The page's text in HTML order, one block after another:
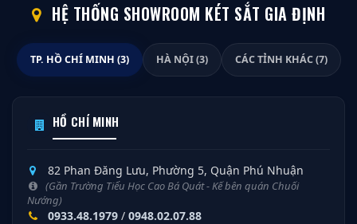
HỆ THỐNG SHOWROOM KÉT SẮT GIA ĐỊNH
TP. HỒ CHÍ MINH (3) HÀ NỘI (3) CÁC TỈNH KHÁC (7)
HỒ CHÍ MINH
82 Phan Đăng Lưu, Phường 5, Quận Phú Nhuận
(Gần Trường Tiểu Học Cao Bá Quát - Kế bên quán Chuối
Nướng)
0933.48.1979 / 0948.02.07.88